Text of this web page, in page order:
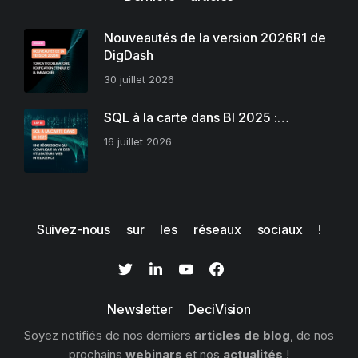
Nouveautés de la version 2026R1 de
DigDash
30 juillet 2026
SQL à la carte dans BI 2025 :…
16 juillet 2026
Suivez-nous sur les réseaux sociaux !
Newsletter DeciVision
Soyez notifiés de nos derniers articles de blog, de nos
prochains webinars et nos actualités !